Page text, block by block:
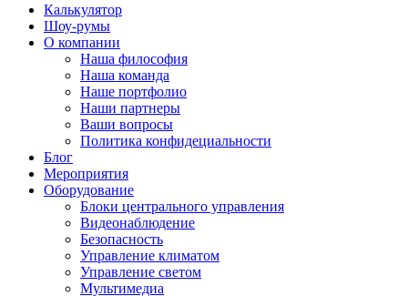
Калькулятор
Шоу-румы
О компании
Наша философия
Наша команда
Наше портфолио
Наши партнеры
Ваши вопросы
Политика конфидециальности
Блог
Мероприятия
Оборудование
Блоки центрального управления
Видеонаблюдение
Безопасность
Управление климатом
Управление светом
Мультимедиа